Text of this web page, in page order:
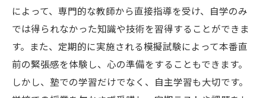
によって、専門的な教師から直接指導を受け、自学のみ
では得られなかった知識や技術を習得することができま
す。また、定期的に実施される模擬試験によって本番直
前の緊張感を体験し、心の準備をすることもできます。
しかし、塾での学習だけでなく、自主学習も大切です。